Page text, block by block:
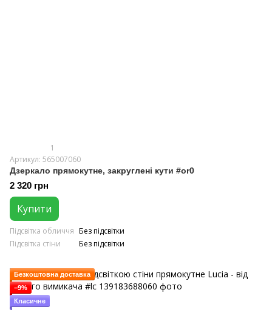
1
Артикул: 565007060
Дзеркало прямокутне, закруглені кути #or0
2 320 грн
Купити
Підсвітка обличчя Без підсвітки
Підсвітка стіни
Без підсвітки
Безкоштовна доставка
−9%
Класичне